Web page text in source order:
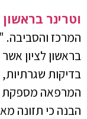
וטרינר בראשון
המרכז והסביבה.
בראשון לציון
בדיקות שגרתיות,
המרפאה מספקת
הבנה כי תזונה